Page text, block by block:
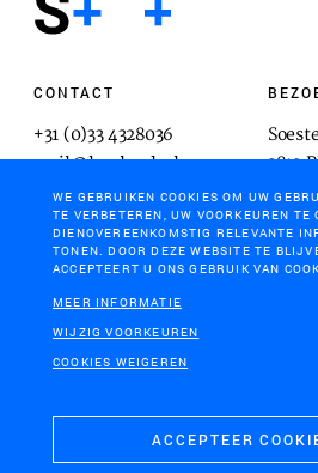
CONTACT
+31 (0)33 4328036
mail@hnsland.nl
3812
POSTADRES
Postbus 1603
3800 BP
Amersfoort
COOKIES & PRIVACY
WE GEBRUIKEN COOKIES OM UW
TE VERBETEREN, UW VOORKEUREN TE
DIENOVEREENKOMSTIG RELEVANTE
TONEN. DOOR DEZE WEBSITE TE
ACCEPTEERT U ONS GEBRUIK VAN
MEER INFORMATIE
WIJZIG VOORKEUREN
COOKIES WEIGEREN
ACCEPTEER